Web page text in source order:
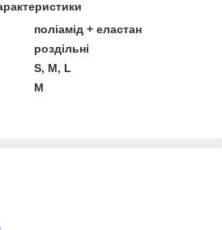
поліамід + еластан
роздільні
S, M, L
M